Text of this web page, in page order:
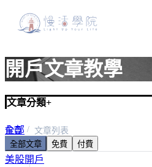
開戶文章教學
文章分類+
全部
美股入門
美股開戶
首頁
文章列表
全部文章
免費 付費